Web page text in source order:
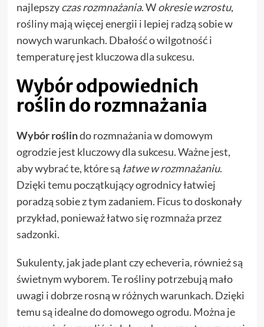
najlepszyczas rozmnażania. Wokresie wzrostu,
rośliny mają więcej energii i lepiej radzą sobie w
nowych warunkach. Dbałość o wilgotność i
temperaturę jest kluczowa dla sukcesu.
Wybór odpowiednich
roślin do rozmnażania
Wybór roślindo rozmnażania w domowym
ogrodzie jest kluczowy dla sukcesu. Ważne jest,
aby wybrać te, które są łatwe w rozmnażaniu.
Dzięki temu początkujący ogrodnicy łatwiej
poradzą sobie z tym zadaniem. Ficus to doskonały
przykład, ponieważ łatwo się rozmnaża przez
sadzonki.
Sukulenty, jak jade plant czy echeveria, również są
świetnym wyborem. Te rośliny potrzebują mało
uwagi i dobrze rosną w różnych warunkach. Dzięki
temu są idealne do domowego ogrodu. Można je